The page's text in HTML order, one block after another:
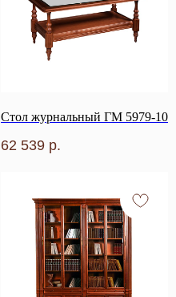
Стол журнальный ГМ 5979-10
62 539 р.